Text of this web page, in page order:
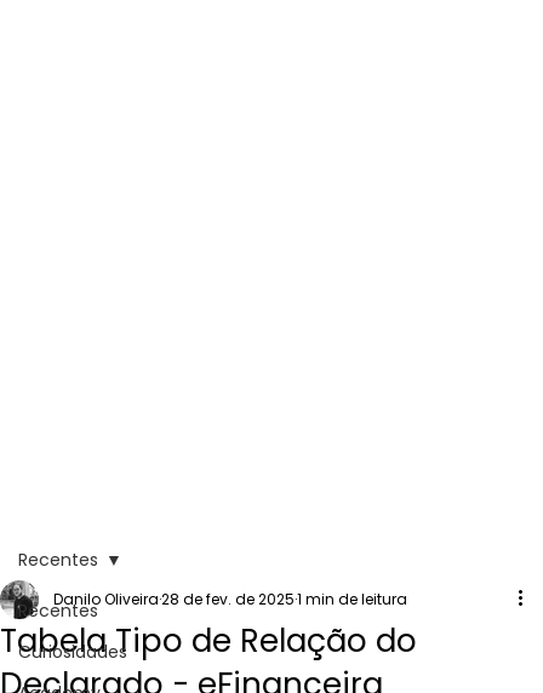
Recentes
Curiosidades
Recentes
Tabela Tipo de Relação do
Danilo Oliveira28 de fev. de 20251 min de leitura